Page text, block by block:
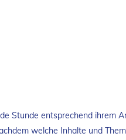
Stunde entsprechend ihrem
welche Inhalte und